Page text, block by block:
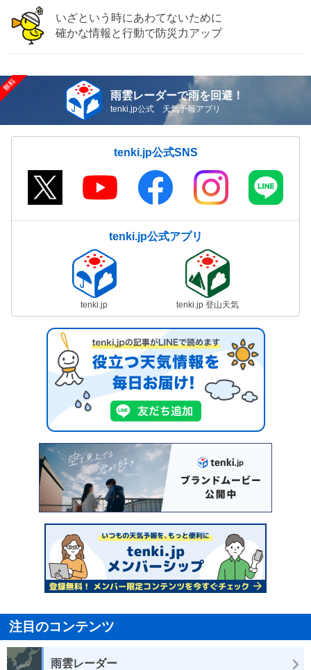
いざという時にあわてないために
確かな情報と行動で防災力アップ
雨雲レーダーで雨を回避！
tenki.jp公式 天気予報アプリ
tenki.jp公式SNS
tenki.jp公式アプリ
tenki.jp tenki.jp 登山天気
注目のコンテンツ
雨雲レーダー